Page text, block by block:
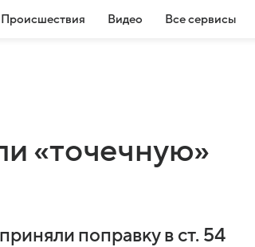
Происшествия Видео Все сервисы
«точечную»
поправку в ст. 54